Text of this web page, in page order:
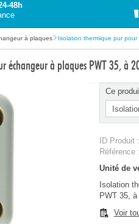
48h
à plaques Isolation thermique pur
échangeur à plaques PWT 35, à
Ce
ID Produit
Unité de
Isolation
PWT 35,
Voir